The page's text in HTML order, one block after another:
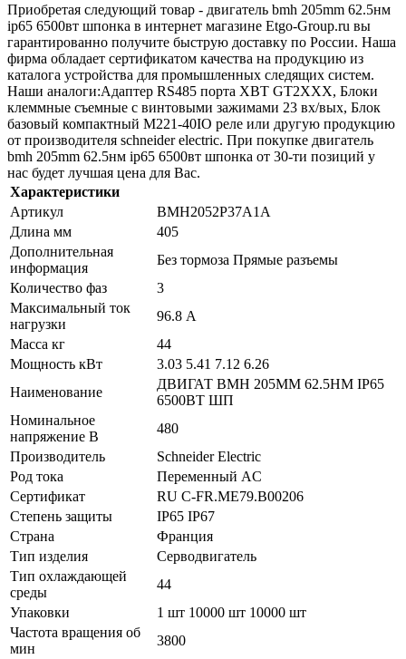
Приобретая следующий товар - двигатель bmh 205mm 62.5нм
ip65 6500вт шпонка в интернет магазине Etgo-Group.ru вы
гарантированно получите быструю доставку по России. Наша
фирма обладает сертификатом качества на продукцию из
каталога устройства для промышленных следящих систем.
Наши аналоги:Адаптер RS485 порта XBT GT2XXX, Блоки
клеммные съемные с винтовыми зажимами 23 вх/вых, Блок
базовый компактный M221-40IO реле или другую продукцию
от производителя schneider electric. При покупке двигатель
bmh 205mm 62.5нм ip65 6500вт шпонка от 30-ти позиций у
нас будет лучшая цена для Вас.
Характеристики
Артикул
BMH2052P37A1A
Длина мм
405
Дополнительная
информация
Без тормоза Прямые разъемы
Количество фаз
3
Максимальный ток
нагрузки
96.8 А
Масса кг
44
Мощность кВт
3.03 5.41 7.12 6.26
Наименование
ДВИГАТ BMH 205MM 62.5НМ IP65
6500ВТ ШП
Номинальное
напряжение В
480
Производитель
Schneider Electric
Род тока
Переменный AC
Сертификат
RU C-FR.ME79.B00206
Степень защиты
IP65 IP67
Страна
Франция
Тип изделия
Серводвигатель
Тип охлаждающей
среды
44
Упаковки
1 шт 10000 шт 10000 шт
Частота вращения об
мин
3800